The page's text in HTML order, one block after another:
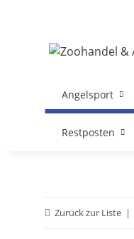
Angelsport
Restposten
Zurück zur Liste